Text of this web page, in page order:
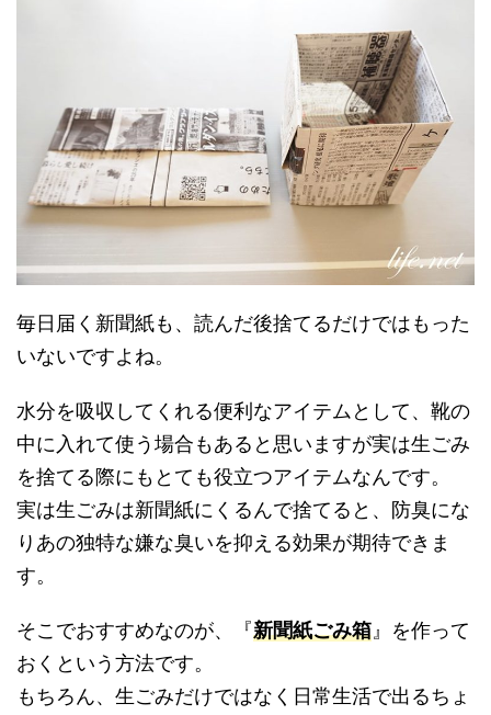
毎日届く新聞紙も、読んだ後捨てるだけではもった
いないですよね。
水分を吸収してくれる便利なアイテムとして、靴の
中に入れて使う場合もあると思いますが実は生ごみ
を捨てる際にもとても役立つアイテムなんです。
実は生ごみは新聞紙にくるんで捨てると、防臭にな
りあの独特な嫌な臭いを抑える効果が期待できま
す。
そこでおすすめなのが、『新聞紙ごみ箱』を作って
おくという方法です。
もちろん、生ごみだけではなく日常生活で出るちょ